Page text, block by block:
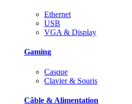
Ethernet
USB
VGA & Display
Gaming
Casque
Clavier & Souris
Câble & Alimentation